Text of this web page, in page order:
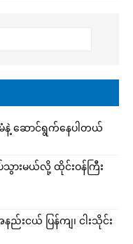
ဆောင်ရွက်နေပါတယ်
ားမယ်လို့ ထိုင်းဝန်ကြီး
းငယ် ပြန်ကျ၊ ငါးသိုင်း